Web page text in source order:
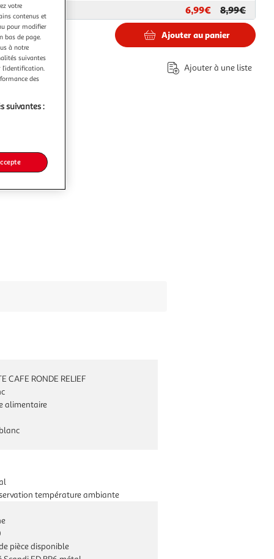
Paris Prix 6,99€
8,99€
Ajouter au panier
Ajouter à une liste
CAFE RONDE RELIEF
alimentaire
température ambiante
pièce disponible
votre
contenus et
pour modifier
bas de page.
à notre
suivantes
des
suivantes :